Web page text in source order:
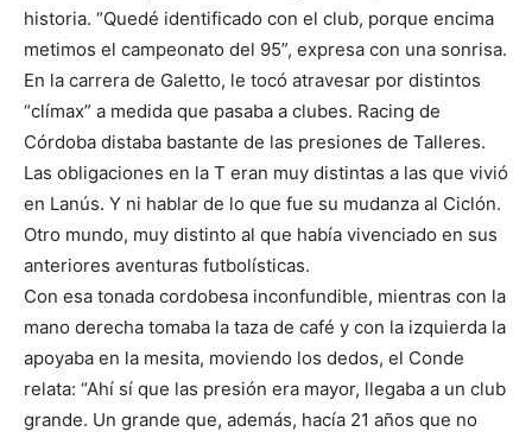
historia. “Quedé identificado con el club, porque encima
metimos el campeonato del 95”, expresa con una sonrisa.
En la carrera de Galetto, le tocó atravesar por distintos
“clímax” a medida que pasaba a clubes. Racing de
Córdoba distaba bastante de las presiones de Talleres.
Las obligaciones en la T eran muy distintas a las que vivió
en Lanús. Y ni hablar de lo que fue su mudanza al Ciclón.
Otro mundo, muy distinto al que había vivenciado en sus
anteriores aventuras futbolísticas.
Con esa tonada cordobesa inconfundible, mientras con la
mano derecha tomaba la taza de café y con la izquierda la
apoyaba en la mesita, moviendo los dedos, el Conde
relata: “Ahí sí que las presión era mayor, llegaba a un club
grande. Un grande que, además, hacía 21 años que no